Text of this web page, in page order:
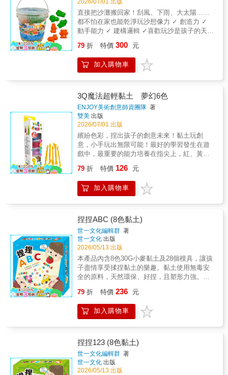
佳黃金比例調配具流動性，可隨意塑形不變
乾、可重複玩 → 超高CP值！擔心大太陽玩到
中暑？ → 免出門下雨天不能玩沙？ → 免煩惱
現在在家就能開心玩沙！動力沙乾淨不黏手，
可相互吸附，輕鬆將散落的沙子收拾乾淨。貼
ST安全玩具檢驗合格無毒、無異味、不傷手為
孩子打造一個專屬的「安全沙灘」【注意事
項・保留原版】1. 本產品請勿加水使用。2. 初
次使用因包裝關係，可能會有結塊現象為正常
狀況，請家長先幫忙捏散開始使用。3. 請放置
於乾燥處，避免潮濕，若潮濕請用吹風機吹
乾。✅ 安全有保障：通過ST檢驗，無毒無異味
✅ 重複玩不變乾：買一次玩很久，超高CP值✅
乾淨不黏手：玩耍後不黏手，媽媽不用洗半天
✅ 可塑性強：隨意塑形，拉絲動感✅ 玩法多
樣：模具取型、沙雕、沙畫，激發創造力✅ 貼
心收納桶： 養成孩子自己收玩具的好習慣✅ 不
受天氣限制：颳風下雨大太陽，在家就能玩
直接把沙灘搬回家！刮風、下雨、大太陽……
都不怕在家也能乾淨玩沙想像力 ✓ 創造力 ✓
動手能力 ✓ 建構邏輯 ✓喜歡玩沙是孩子的天
取型！內附6個動物模型，獅子、大象、兔
子……用動力沙蓋一座自己的動物園，多種玩
法，激發孩子的無限潛能！是黏土，也是沙！
中暑？ → 免出門下雨天不能玩沙？ → 免煩惱
現在在家就能開心玩沙！動力沙乾淨不黏手，
可相互吸附，輕鬆將散落的沙子收拾乾淨。貼
心附上收納桶，順便養成收納好習慣！✅ 通過
ST安全玩具檢驗無毒、無異味、不傷手為孩子
打造一個專屬的「安全沙灘」【注意事項・保
留原版】1. 本產品請勿加水使用。2. 初次使用
因包裝關係，可能會有結塊現象為正常狀況，
請家長先幫忙捏散開始使用。3. 請放置於乾燥
產品已通過玩具安全檢驗合格，請安心使用。
✅ 安全有保障：通過ST檢驗，無毒無異味✅ 重
複玩不變乾：買一次玩很久，超高CP值✅ 乾淨
塑性強：隨意塑形，拉絲動感✅ 玩法多樣：模
具取型、沙雕、沙畫，激發創造力✅ 貼心收納
桶： 養成孩子自己收玩具的好習慣✅ 不受天氣
限制：颳風下雨大太陽，在家就能玩
79 折 特價 300 元
加入購物車
3Q魔法超輕黏土 夢幻6色
ENJOY美術創意師資團隊 著
雙美 出版
2026/07/01 出版
繽紛色彩，捏出孩子的創意未來！黏土玩創
意，小手玩出無限可能！最好的學習發生在遊
戲中，最重要的能力培養在指尖上，紅、黃、
組，輕鬆做出獨一無二的創作吧！全面開發孩
子的3Q聰明力！✅ IQ智力發展• 邏輯思考：從
步驟理解到創作規劃• 空間概念：平面到立體的
持過程• 挫折忍受：修正與重來的正向態度• 成
就感建立：每件作品的自信累積✅ CQ創造力發
展• 想像力激發：把抽象想法變具體作品• 藝術
表達：色彩與造型的個人詮釋• 創新思維：「還
能怎麼做？」的探索精神⚠️ 貼心提醒1. 使用後
請密封保存，建議用保鮮膜包裹後放入夾鏈袋
2. 若黏土微乾，可加入少量乳液揉捏恢復柔軟
四大核心特色1️⃣美感啟蒙✅ 色彩飽和＋自由混
色，創造無限色彩可能✅ 從配色到造型，培養
形。2️⃣ 能力發展 × 多元訓練✅ 揉、搓、捏、
捍、壓，全面訓練小手肌肉✅ 平面到立體轉
換，訓練邏輯思考✅ 完成作品過程，自然培養
手零壓力✅ 每完成一個作品，累積一份自信4️⃣
安全安心✅ 通過ST安全玩具檢驗
79 折 特價 126 元
加入購物車
捏捏ABC (8色黏土)
世一文化編輯群 著
世一文化 出版
2026/05/13 出版
本產品內含8色30G小麥黏土及28個模具，讓孩
子盡情享受揉捏黏土的樂趣。黏土使用無毒安
全的原料，天然環保、好捏，且塑形力強。可
79 折 特價 236 元
加入購物車
捏捏123 (8色黏土)
世一文化編輯群 著
世一文化 出版
2026/05/13 出版